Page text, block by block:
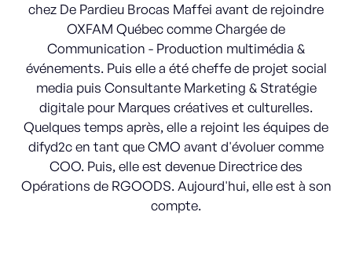
chez De Pardieu Brocas Maffei avant de rejoindre
OXFAM Québec comme Chargée de
Communication - Production multimédia &
événements. Puis elle a été cheffe de projet social
media puis Consultante Marketing & Stratégie
digitale pour Marques créatives et culturelles.
Quelques temps après, elle a rejoint les équipes de
difyd2c en tant que CMO avant d'évoluer comme
COO. Puis, elle est devenue Directrice des
Opérations de RGOODS. Aujourd'hui, elle est à son
compte.